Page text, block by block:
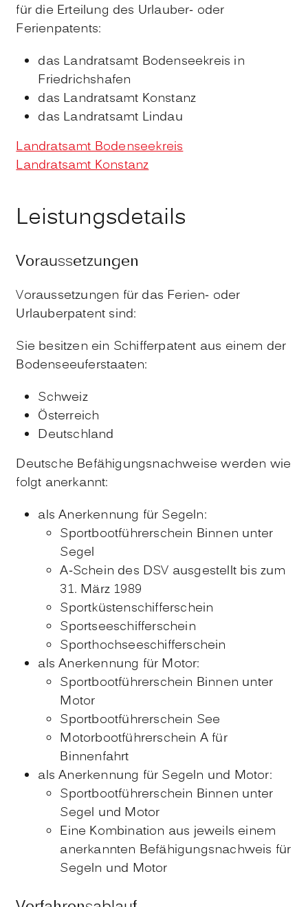
für die Erteilung des Urlauber- oder
Ferienpatents:
das Landratsamt Bodenseekreis in
Friedrichshafen
das Landratsamt Konstanz
das Landratsamt Lindau
Landratsamt Bodenseekreis
Landratsamt Konstanz
Leistungsdetails
Voraussetzungen
Voraussetzungen für das Ferien- oder
Urlauberpatent sind:
Sie besitzen ein Schifferpatent aus einem der
Bodenseeuferstaaten:
Schweiz
Österreich
Deutschland
Deutsche Befähigungsnachweise werden wie
folgt anerkannt:
als Anerkennung für Segeln:
Sportbootführerschein Binnen unter
Segel
A-Schein des DSV ausgestellt bis zum
31. März 1989
Sportküstenschifferschein
Sportseeschifferschein
Sporthochseeschifferschein
als Anerkennung für Motor:
Sportbootführerschein Binnen unter
Motor
Sportbootführerschein See
Motorbootführerschein A für
Binnenfahrt
als Anerkennung für Segeln und Motor:
Sportbootführerschein Binnen unter
Segel und Motor
Eine Kombination aus jeweils einem
anerkannten Befähigungsnachweis für
Segeln und Motor